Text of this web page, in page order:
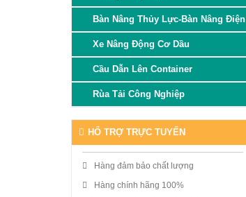
Bàn Nâng Thủy Lực-Bàn Nâng Điện
Xe Nâng Động Cơ Dầu
Cầu Dẫn Lên Container
Rùa Tải Công Nghiệp
HỔ TRỢ TRỰC TUYẾN
Hàng đảm bảo chất lượng
Hàng chính hãng 100%